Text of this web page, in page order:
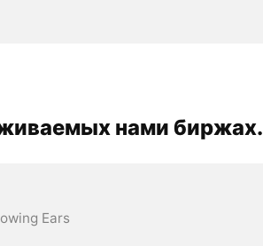
нами биржах.
Ears